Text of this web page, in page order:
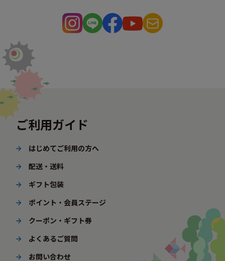
ご利用ガイド
はじめてご利用の方へ
配送・送料
ギフト包装
ポイント・会員ステージ
クーポン・ギフト券
よくあるご質問
お問い合わせ